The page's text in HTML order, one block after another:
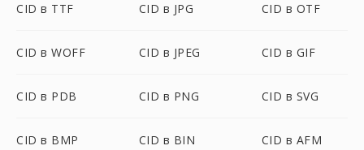
CID в TTF CID в JPG CID в OTF
CID в WOFF CID в JPEG CID в GIF
CID в PDB CID в PNG CID в SVG
CID в BMP CID в BIN CID в AFM